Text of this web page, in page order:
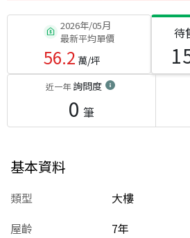
2026年/05月
最新平均單價
56.2 萬/坪
待
近一年詢問度
0 筆
基本資料
類型
大樓
屋齡
7年